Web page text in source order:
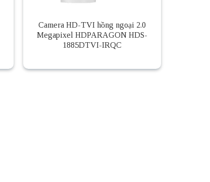
Camera HD-TVI hồng ngoại 2.0
Megapixel HDPARAGON HDS-
1885DTVI-IRQC